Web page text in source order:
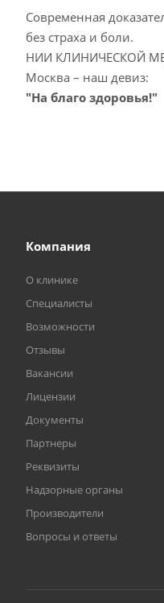
Современная
без страха и боли.
НИИ КЛИНИЧЕСКОЙ
Москва – наш девиз:
"На благо здоровья!"
Компания
О клинике
Специалисты
Возможности
Отзывы
Вакансии
Лицензии
Документы
Партнеры
Реквизиты
Надзорные органы
Производители
Вопросы и ответы